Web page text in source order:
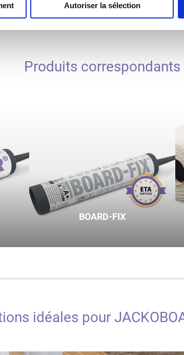
Autoriser la sélection
Produits correspondants
BOARD-FIX
idéales pour